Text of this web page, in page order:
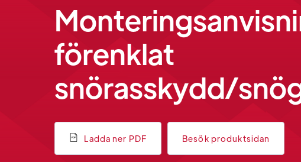
förenklat
snörasskydd/
Ladda ner PDF Besök produktsidan